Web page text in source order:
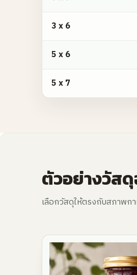
3 x 6
5 x 6
5 x 7
ตัวอย่างวัส
เลือกวัสดุให้ตรงกับสภาพก